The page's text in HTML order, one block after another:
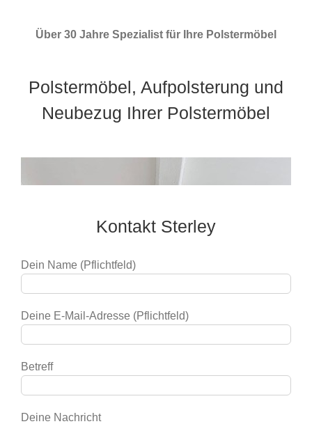
Über 30 Jahre Spezialist für Ihre Polstermöbel
Polstermöbel, Aufpolsterung und
Neubezug Ihrer Polstermöbel
Kontakt Sterley
Dein Name (Pflichtfeld)
Deine E-Mail-Adresse (Pflichtfeld)
Betreff
Deine Nachricht